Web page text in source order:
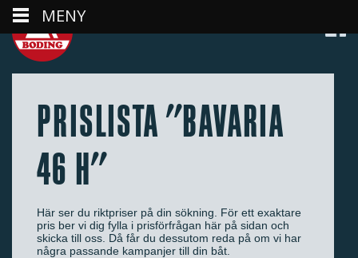
PRISLISTA "BAVARIA
46 H"
Här ser du riktpriser på din sökning. För ett exaktare
pris ber vi dig fylla i prisförfrågan här på sidan och
skicka till oss. Då får du dessutom reda på om vi har
några passande kampanjer till din båt.
MENY